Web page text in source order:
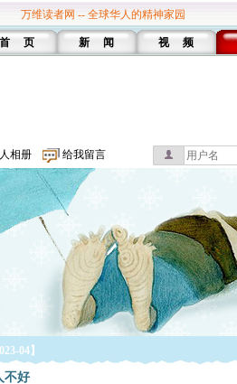
万维读者网 -- 全球华人的精神家园
首 页 新 闻 视 频
相册 给我留言
04】
不好